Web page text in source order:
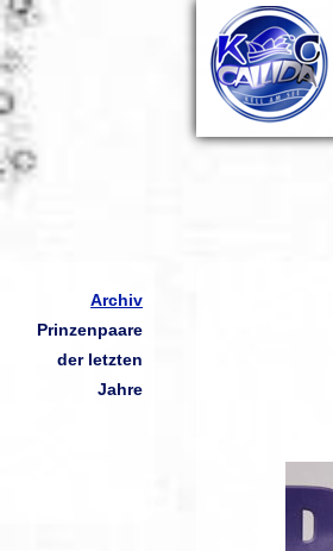
Archiv
Prinzenpaare
der letzten
Jahre